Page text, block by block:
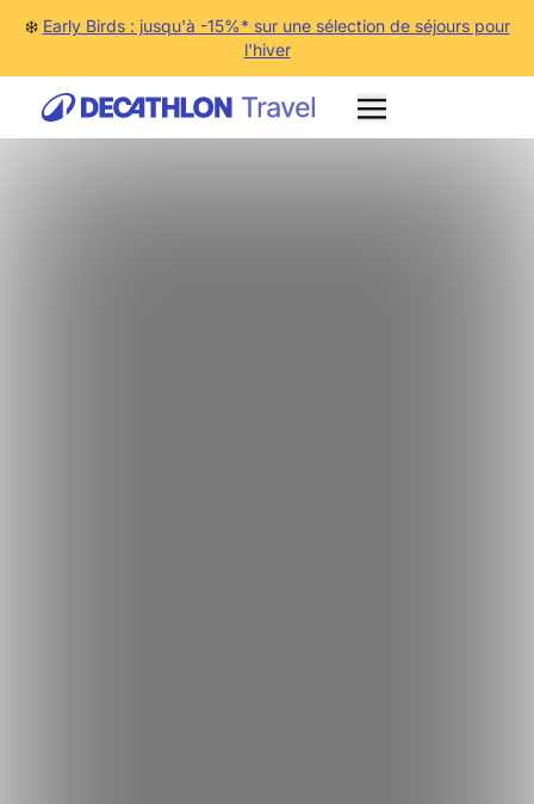
❄️ Early Birds : jusqu'à -15%* sur une sélection de séjours pour
l'hiver